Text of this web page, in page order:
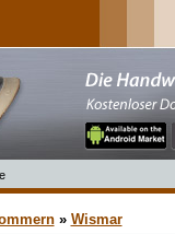
» Wismar